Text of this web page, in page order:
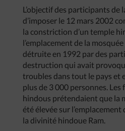
L’objectif des participants de
d’imposer le 12 mars 2002
la constriction d’un temple
l’emplacement de la
détruite en 1992 par des
destruction qui avait
troubles dans tout le pays et
plus de 3 000 personnes.
hindous prétendaient que la
été élevée sur
la divinité hindoue Ram.